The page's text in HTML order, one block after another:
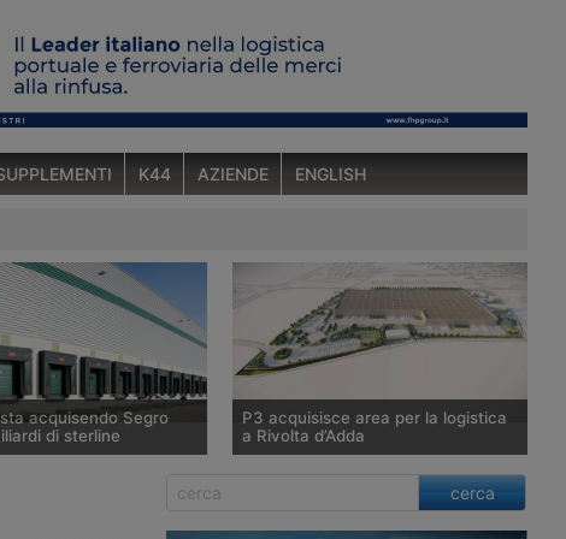
K44 AZIENDE ENGLISH
acquisendo Segro
di sterline
mondiale di immobili
P3 acquisisce area per la logistica
a Rivolta d’Adda
P3, tramite il Fondo Giano gestito da
Savills Investment Management Sgr,
cerca